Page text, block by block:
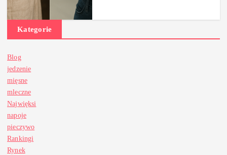
Kategorie
Blog
jedzenie
mięsne
mleczne
Najwięksi
napoje
pieczywo
Rankingi
Rynek